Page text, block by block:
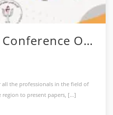
First Jordanian Conference On Mental Health
the professionals in the field of
region to present papers, […]